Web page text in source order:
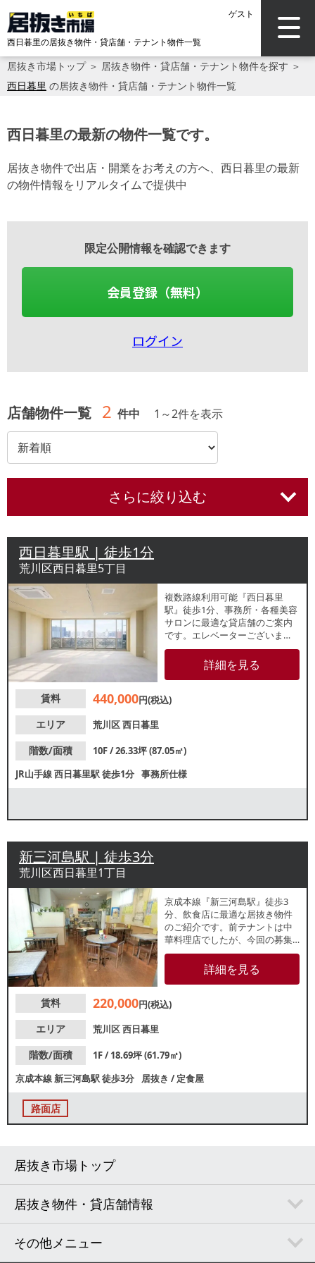
ゲスト
西日暮里の居抜き物件・貸店舗・テナント物件一覧
居抜き市場トップ＞ 居抜き物件・貸店舗・テナント物件を探す ＞
西日暮里 の居抜き物件・貸店舗・テナント物件一覧
西日暮里の最新の物件一覧です。
居抜き物件で出店・開業をお考えの方へ、西日暮里の最新
の物件情報をリアルタイムで提供中
限定公開情報を確認できます
会員登録（無料）
ログイン
店舗物件一覧 2 件中 1 ～2件を表示
さらに絞り込む
西日暮里駅 | 徒歩1分
荒川区西日暮里5丁目
複数路線利用可能『西日暮里
駅』徒歩1分、事務所・各種美容
サロンに最適な貸店舗のご案内
です。エレベーターございま
す。水回り以外の内装工事はＣ
工事となります。諸条件等、お
気軽にお問合せください。
詳細を見る
賃料 440,000円(税込)
エリア
荒川区西日暮里
階数/面積
10F / 26.33坪 (87.05㎡)
JR山手線西日暮里駅徒歩1分 事務所仕様
新三河島駅 | 徒歩3分
荒川区西日暮里1丁目
京成本線『新三河島駅』徒歩3
分、飲食店に最適な居抜き物件
のご紹介です。前テナントは中
華料理店でしたが、今回の募集
から重飲食は不可になりまし
た。業態につきましては一度ご
相談ください。道灌山通り沿い
多種多様な国籍の方が多く住ん
詳細を見る
賃料 220,000円(税込)
エリア
荒川区西日暮里
階数/面積
1F / 18.69坪 (61.79㎡)
京成本線新三河島駅徒歩3分 居抜き /定食屋
路面店
居抜き市場トップ
居抜き物件・貸店舗情報
その他メニュー